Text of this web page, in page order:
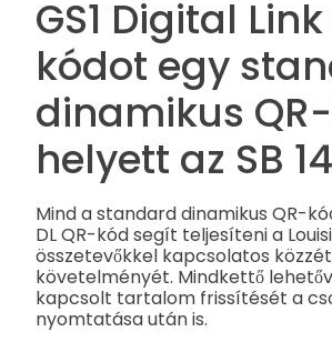
GS1 Digital
kódot egy
dinamikus
helyett az SB
Mind a standard dinamikus QR-
DL QR-kód segít teljesíteni a
összetevőkkel kapcsolatos
követelményét. Mindkettő
kapcsolt tartalom frissítését a
nyomtatása után is.